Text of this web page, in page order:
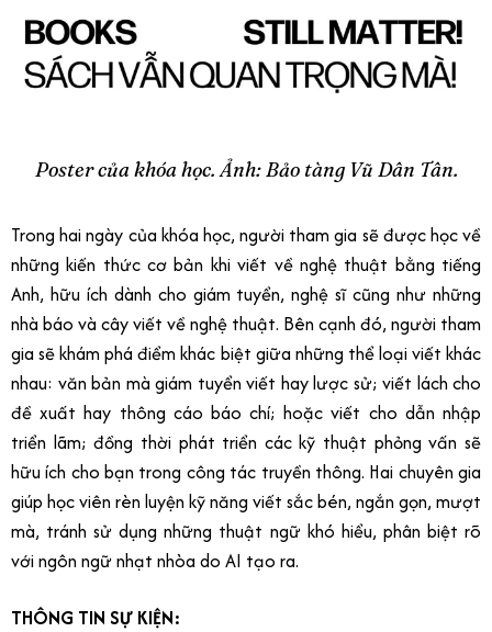
Poster của khóa học. Ảnh: Bảo tàng Vũ Dân Tân.
Trong hai ngày của khóa học, người tham gia sẽ được học về
những kiến thức cơ bản khi viết về nghệ thuật bằng tiếng
Anh, hữu ích dành cho giám tuyển, nghệ sĩ cũng như những
nhà báo và cây viết về nghệ thuật. Bên cạnh đó, người tham
gia sẽ khám phá điểm khác biệt giữa những thể loại viết khác
nhau: văn bản mà giám tuyển viết hay lược sử; viết lách cho
đề xuất hay thông cáo báo chí; hoặc viết cho dẫn nhập
triển lãm; đồng thời phát triển các kỹ thuật phỏng vấn sẽ
hữu ích cho bạn trong công tác truyền thông. Hai chuyên gia
giúp học viên rèn luyện kỹ năng viết sắc bén, ngắn gọn, mượt
mà, tránh sử dụng những thuật ngữ khó hiểu, phân biệt rõ
với ngôn ngữ nhạt nhòa do AI tạo ra.
THÔNG TIN SỰ KIỆN: